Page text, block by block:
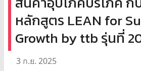
หลักสูตร LEAN for
Growth by ttb รุ่นที่
3 ก.ย. 2025